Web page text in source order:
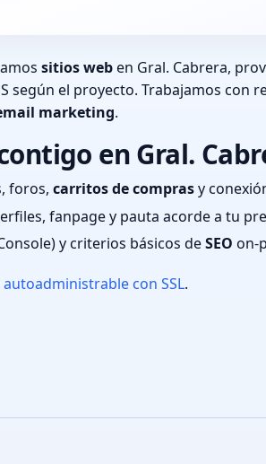
sitios weben Gral. Cabrera,
según el proyecto. Trabajamos con
marketing.
en Gral.
foros, carritos de comprasy
fanpage y pauta acorde a tu
y criterios básicos deSEO on-
con SSL.